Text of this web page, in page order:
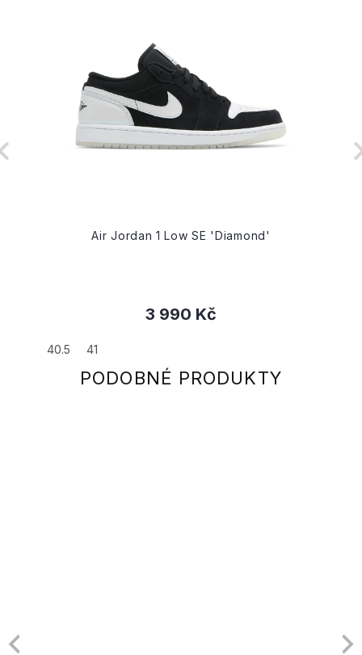
Air Jordan 1 Low SE 'Diamond'
3 990 Kč
40.5 41